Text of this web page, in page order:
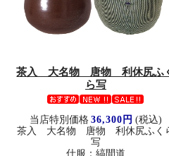
茶入 大名物 唐物 利休尻ふ
ら写
当店特別価格 36,300円 (税込)
茶入 大名物 唐物 利休尻ふく
写
仕服：縞間道